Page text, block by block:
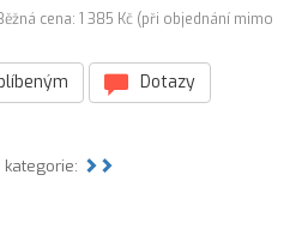
cena: 1 385 Kč (při objednání mimo
Dotazy